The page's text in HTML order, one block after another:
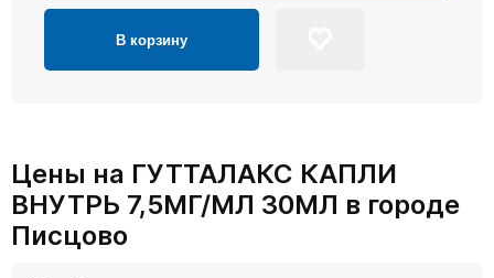
В корзину
Цены на ГУТТАЛАКС КАПЛИ
ВНУТРЬ 7,5МГ/МЛ 30МЛ в городе
Писцово